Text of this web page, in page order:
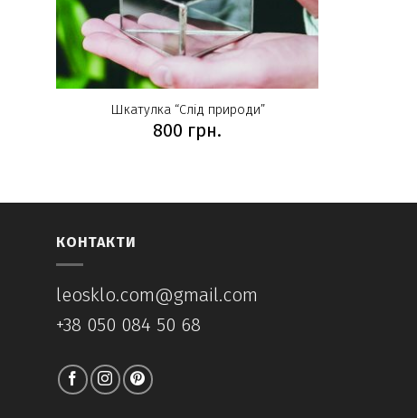
Шкатулка “Слід природи”
800 грн.
КОНТАКТИ
leosklo.com@gmail.com
+38 050 084 50 68